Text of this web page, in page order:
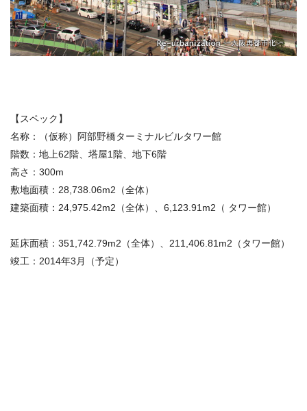
【スペック】
名称：（仮称）阿部野橋ターミナルビルタワー館
階数：地上62階、塔屋1階、地下6階
高さ：300m
敷地面積：28,738.06m2（全体）
建築面積：24,975.42m2（全体）、6,123.91m2（ タワー館）
延床面積：351,742.79m2（全体）、211,406.81m2（タワー館）
竣工：2014年3月（予定）